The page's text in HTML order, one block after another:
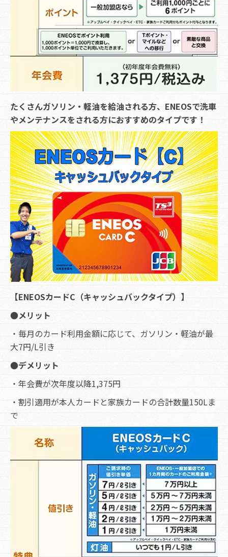
たくさんガソリン・軽油を給油される方、ENEOSで洗車
やメンテナンスをされる方におすすめのタイプです！
【ENEOSカードC（キャッシュバックタイプ）】
●メリット
・毎月のカード利用金額に応じて、ガソリン・軽油が最
大7円/L引き
●デメリット
・年会費が次年度以降1,375円
・割引適用が本人カードと家族カードの合計数量150Lま
で